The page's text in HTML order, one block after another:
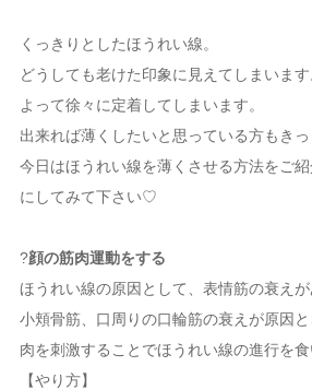
くっきりとしたほうれい線。
どうしても老けた印象に見えてしまいま
よって徐々に定着してしまいます。
出来れば薄くしたいと思っている方もきっ
今日はほうれい線を薄くさせる方法をご
にしてみて下さい♡
?顔の筋肉運動をする
ほうれい線の原因として、表情筋の衰え
小頬骨筋、口周りの口輪筋の衰えが原因
肉を刺激することでほうれい線の進行を食
【やり方】